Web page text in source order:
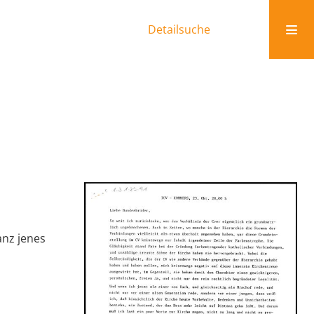
Detailsuche
jenes